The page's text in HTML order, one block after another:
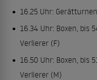
16.25 Uhr:
16.34 Uhr: Boxen, bis
Verlierer (F)
16.50 Uhr: Boxen, bis
Verlierer (M)